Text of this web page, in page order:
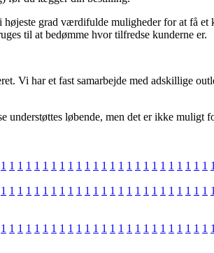
grad værdifulde muligheder for at få
til at bedømme hvor tilfredse kunderne er.
Vi har et fast samarbejde med adskillige
understøttes løbende, men det er ikke
1 1 1 1 1 1 1 1 1 1 1 1 1 1 1 1 1 1 1 1 1 1 1 1 1 1
1 1 1 1 1 1 1 1 1 1 1 1 1 1 1 1 1 1 1 1 1 1 1 1 1 1
1 1 1 1 1 1 1 1 1 1 1 1 1 1 1 1 1 1 1 1 1 1 1 1 1 1